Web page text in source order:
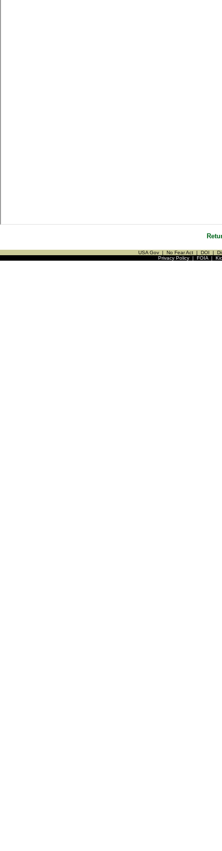
USA Gov | No Fear Act | DOI |
Privacy Policy| FOIA|